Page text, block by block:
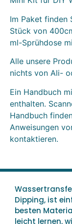
Im Paket finden
Stück von
ml-Sprühdose
Alle unsere
nichts von Ali-
Ein Handbuch
enthalten.
Handbuch
Anweisungen
kontaktieren.
Dipping, ist
besten
leicht lernen,